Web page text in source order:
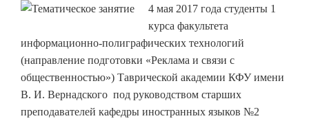
4 мая 2017 года студенты 1
курса факультета
информационно-полиграфических технологий
(направление подготовки «Реклама и связи с
общественностью») Таврической академии КФУ имени
В. И. Вернадского под руководством старших
преподавателей кафедры иностранных языков №2